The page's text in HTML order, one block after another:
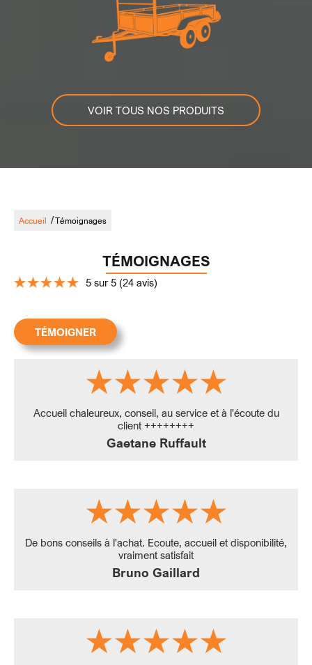
VOIR TOUS NOS PRODUITS
Accueil /Témoignages
TÉMOIGNAGES
5 sur 5 (24 avis)
TÉMOIGNER
Accueil chaleureux, conseil, au service et à l'écoute du
client ++++++++
Gaetane Ruffault
De bons conseils à l'achat. Ecoute, accueil et disponibilité,
vraiment satisfait
Bruno Gaillard